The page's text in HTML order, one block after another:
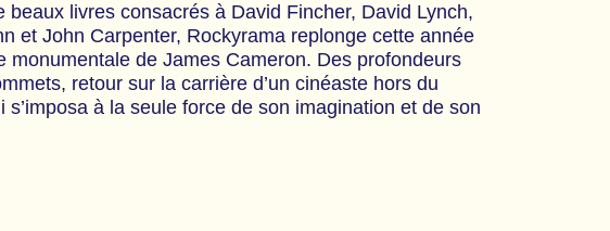
beaux livres consacrés à David Fincher, David Lynch,
et John Carpenter, Rockyrama replonge cette année
monumentale de James Cameron. Des profondeurs
retour sur la carrière d’un cinéaste hors du
s’imposa à la seule force de son imagination et de son